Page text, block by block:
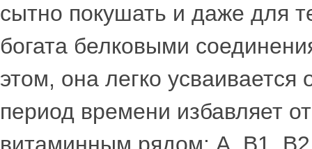
сытно покушать и даже для
богата белковыми
этом, она легко
период времени избавляет